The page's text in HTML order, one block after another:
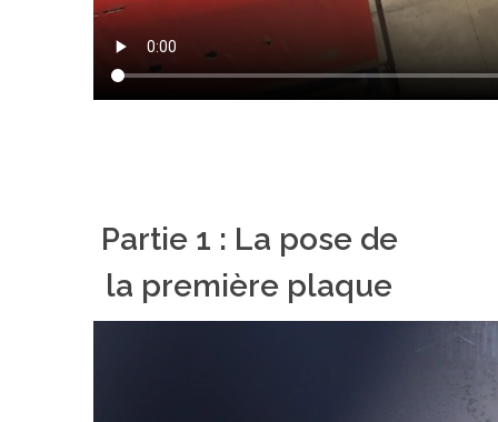
Partie 1 : La pose de
la première plaque